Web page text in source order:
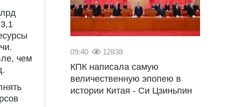
чем
09:40 12838
КПК написала самую
величественную эпопею в
истории Китая - Си Цзиньпин